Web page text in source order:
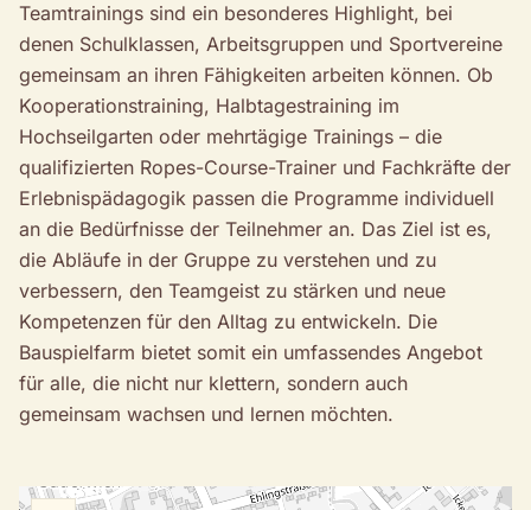
Teamtrainings sind ein besonderes Highlight, bei
denen Schulklassen, Arbeitsgruppen und Sportvereine
gemeinsam an ihren Fähigkeiten arbeiten können. Ob
Kooperationstraining, Halbtagestraining im
Hochseilgarten oder mehrtägige Trainings – die
qualifizierten Ropes-Course-Trainer und Fachkräfte der
Erlebnispädagogik passen die Programme individuell
an die Bedürfnisse der Teilnehmer an. Das Ziel ist es,
die Abläufe in der Gruppe zu verstehen und zu
verbessern, den Teamgeist zu stärken und neue
Kompetenzen für den Alltag zu entwickeln. Die
Bauspielfarm bietet somit ein umfassendes Angebot
für alle, die nicht nur klettern, sondern auch
gemeinsam wachsen und lernen möchten.